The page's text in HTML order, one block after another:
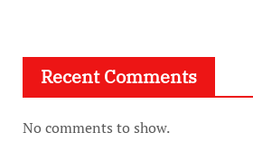
Recent Comments
No comments to show.